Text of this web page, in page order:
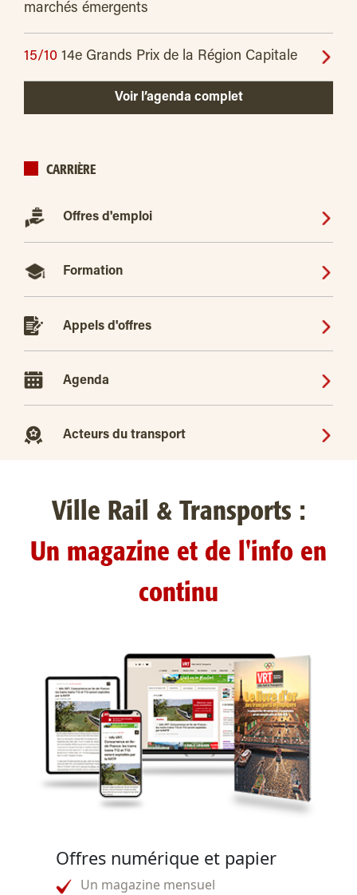
marchés émergents
15/10 14e Grands Prix de la Région Capitale
Voir l’agenda complet
CARRIÈRE
Offres d'emploi
Formation
Appels d'offres
Agenda
Acteurs du transport
Ville Rail & Transports :
Un magazine et de l'info en
continu
Offres numérique et papier
Un magazine mensuel